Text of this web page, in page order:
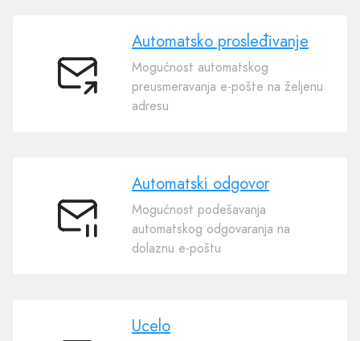
Automatsko
prosleđivanje
Automatsko prosleđivanje
Mogućnost automatskog
preusmeravanja e-pošte na željenu
adresu
Automatski
odgovor
Automatski odgovor
Mogućnost podešavanja
automatskog odgovaranja na
dolaznu e-poštu
Ucelo